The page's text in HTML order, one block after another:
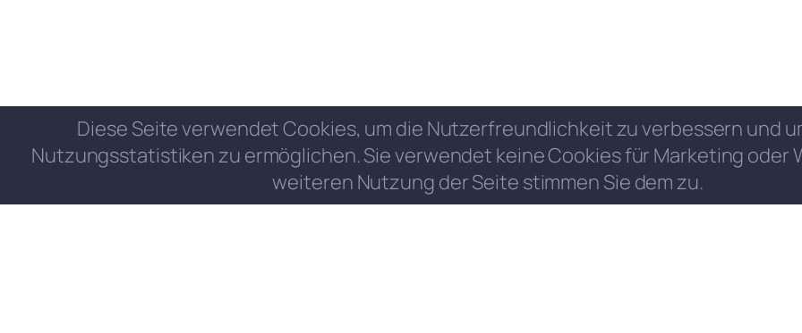
Diese Seite verwendet Cookies, um die Nutzerfreundlichkeit zu verbessern und
Nutzungsstatistiken zu ermöglichen. Sie verwendet keine Cookies für Marketing oder
weiteren Nutzung der Seite stimmen Sie dem zu.